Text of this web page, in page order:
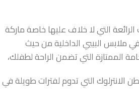
التي لا خلاف عليها خاصة ماركة
ملابس البيبي الداخلية من حيث
الممتازة التي تضمن الراحة لطفلك،
التي تدوم لفترات طويلة في